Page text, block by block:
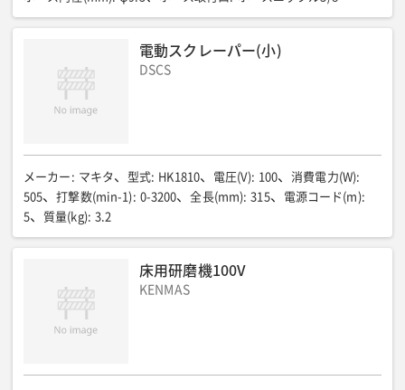
電動スクレーパー(小)
DSCS
メーカー : マキタ 型式: HK1810 電圧(V): 100 消費電力(W):
505
打撃数(min-1): 0-3200 全長(mm): 315 電源コード(m):
5
質量(kg): 3.2
床用研磨機100V
KENMAS